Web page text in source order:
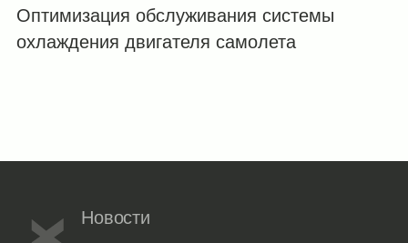
Оптимизация обслуживания системы
охлаждения двигателя самолета
Новости